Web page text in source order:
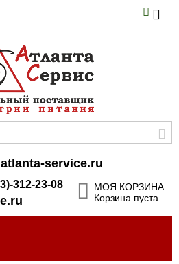
service.ru
312-23-08
МОЯ КОРЗИНА
Корзина пуста